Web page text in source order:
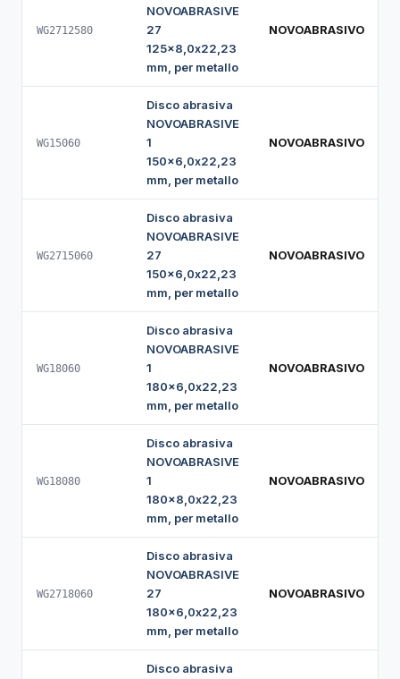
WG2712580
NOVOABRASIVE
27
125x8,0x22,23
mm, per metallo
NOVOABRASIVO
WG15060
Disco abrasiva
NOVOABRASIVE
1
150x6,0x22,23
mm, per metallo
NOVOABRASIVO
WG2715060
Disco abrasiva
NOVOABRASIVE
27
150x6,0x22,23
mm, per metallo
NOVOABRASIVO
WG18060
Disco abrasiva
NOVOABRASIVE
1
180x6,0x22,23
mm, per metallo
NOVOABRASIVO
WG18080
Disco abrasiva
NOVOABRASIVE
1
180x8,0x22,23
mm, per metallo
NOVOABRASIVO
WG2718060
Disco abrasiva
NOVOABRASIVE
27
180x6,0x22,23
mm, per metallo
NOVOABRASIVO
Disco abrasiva